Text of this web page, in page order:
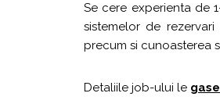
Se cere experienta de
sistemelor de
precum si cunoasterea
Detaliile job-ului le